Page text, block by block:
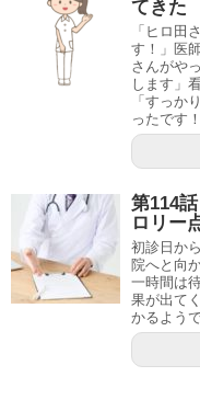
てきた
「ヒロ田
す！」医
さんがや
します」
「すっか
ったです
第114
ロリー
初診日か
院へと向
一時間は
果が出て
かるよう